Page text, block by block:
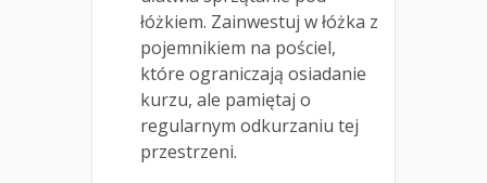
łóżkiem. Zainwestuj w łóżka z
pojemnikiem na pościel,
które ograniczają osiadanie
kurzu, ale pamiętaj o
regularnym odkurzaniu tej
przestrzeni.